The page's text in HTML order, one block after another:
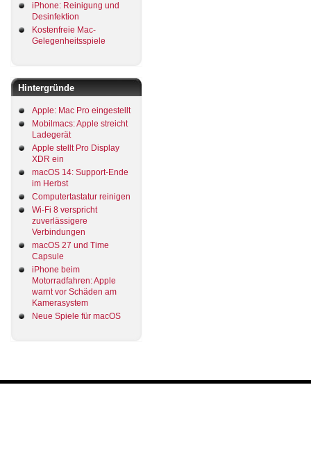
iPhone: Reinigung und
Desinfektion
Kostenfreie Mac-
Gelegenheitsspiele
Hintergründe
Apple: Mac Pro eingestellt
Mobilmacs: Apple streicht
Ladegerät
Apple stellt Pro Display
XDR ein
macOS 14: Support-Ende
im Herbst
Computertastatur reinigen
Wi-Fi 8 verspricht
zuverlässigere
Verbindungen
macOS 27 und Time
Capsule
iPhone beim
Motorradfahren: Apple
warnt vor Schäden am
Kamerasystem
Neue Spiele für macOS